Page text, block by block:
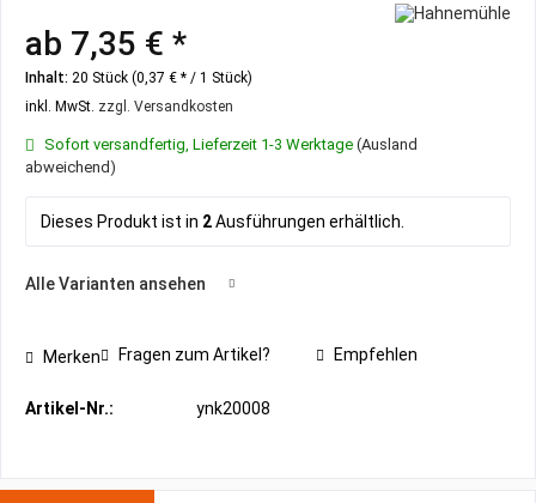
ab 7,35 € *
Inhalt: 20 Stück (0,37 € * / 1 Stück)
inkl. MwSt. zzgl. Versandkosten
Sofort versandfertig, Lieferzeit 1-3 Werktage (Ausland
abweichend)
Dieses Produkt ist in 2Ausführungen erhältlich.
Alle Varianten ansehen
Merken Fragen zum Artikel? Empfehlen
Artikel-Nr.: ynk20008